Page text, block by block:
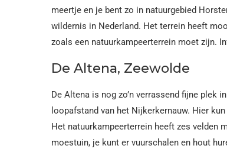
meertje en je bent zo in natuurgebied
wildernis in Nederland. Het terrein heeft
zoals een natuurkampeerterrein moet zijn.
De Altena, Zeewolde
De Altena is nog zo’n verrassend fijne plek
loopafstand van het Nijkerkernauw. Hier
Het natuurkampeerterrein heeft zes velden
moestuin, je kunt er vuurschalen en hout